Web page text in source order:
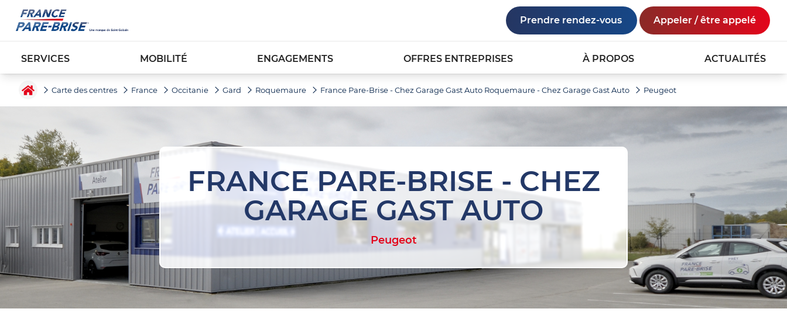
Prendre rendez-vous Appeler / être appelé
SERVICES MOBILITÉ ENGAGEMENTS OFFRES ENTREPRISES À PROPOS ACTUALITÉS
Carte des centres France Occitanie Gard Roquemaure France Pare-Brise - Chez Garage Gast Auto Roquemaure - Chez Garage Gast Auto Peugeot
FRANCE PARE-BRISE - CHEZ
GARAGE GAST AUTO
Peugeot